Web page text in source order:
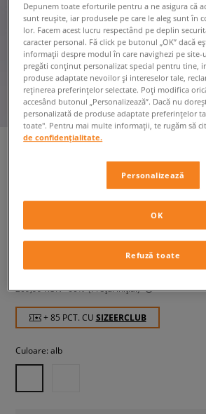
REEBOK ROYAL CL JOG 3.0
84,99 RON cu TVA
209,99 RON -60% (Prețul inițial)
+ 85 PCT. CU SIZEERCLUB
Culoare: alb
Depunem toate eforturile pentru a ne asigura că
sunt reușite, iar produsele pe care le aleg sunt în
lor. Facem acest lucru respectând pe deplin
caracter personal. Fă click pe butonul „OK” dacă
informații despre modul în care navighezi pe
pregăti conținut personalizat special pentru tine,
produse adaptate nevoilor și intereselor tale,
reținerea preferințelor selectate. Poți modifica
accesând butonul „Personalizează”. Dacă nu
personalizată de produse adaptate preferințelor
toate". Pentru mai multe informații, te rugăm să
de confidențialitate.
Personalizează
Refuză toate
OK